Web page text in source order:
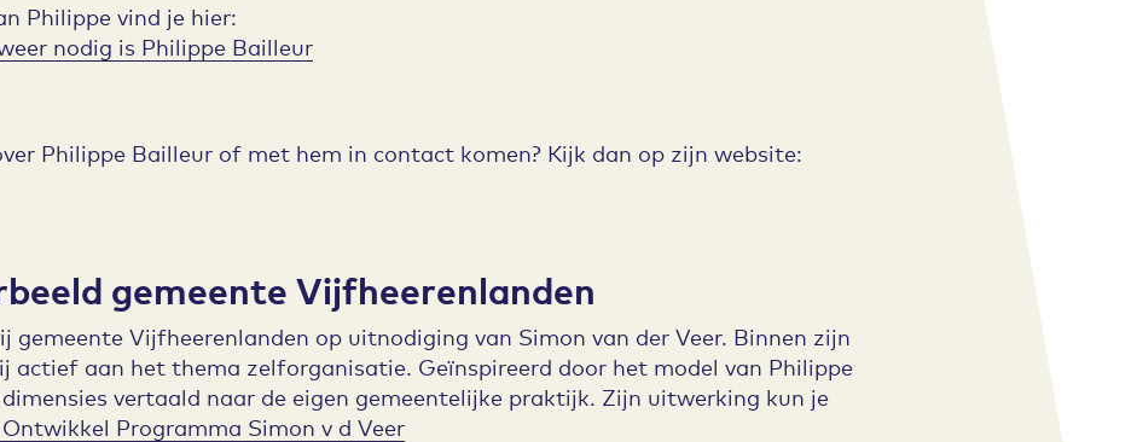
Philippe vind je hier:
nodig is Philippe Bailleur
Philippe Bailleur of met hem in contact komen? Kijk dan op zijn website:
gemeente Vijfheerenlanden
gemeente Vijfheerenlanden op uitnodiging van Simon van der Veer. Binnen zijn
actief aan het thema zelforganisatie. Geïnspireerd door het model van Philippe
vertaald naar de eigen gemeentelijke praktijk. Zijn uitwerking kun je
Programma Simon v d Veer